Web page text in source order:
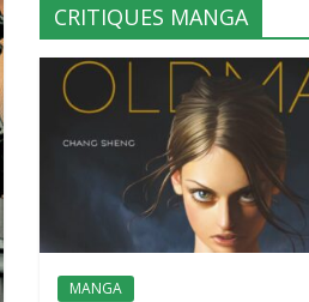
CRITIQUES MANGA
MANGA